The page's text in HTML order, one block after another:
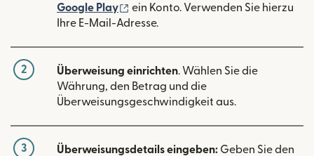
Google Play
(wird in einem neuen Fenster
ein Konto. Verwenden Sie hierzu
Ihre E-Mail-Adresse.
2 Überweisung einrichten. Wählen Sie die
Währung, den Betrag und die
Überweisungsgeschwindigkeit aus.
3 Überweisungsdetails eingeben: Geben Sie den